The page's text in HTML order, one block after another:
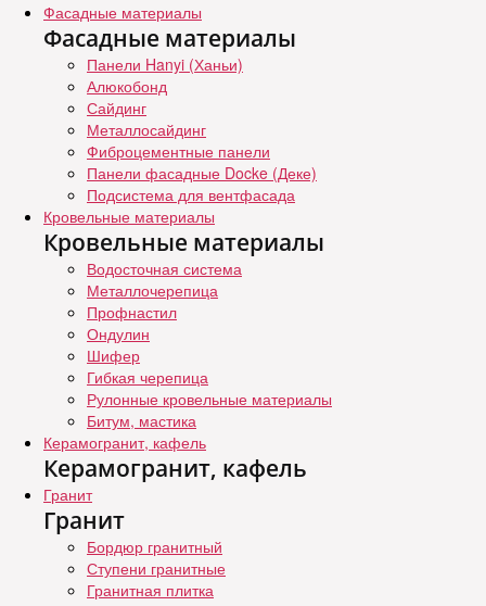
Фасадные материалы
Фасадные материалы
Панели Hanyi (Ханьи)
Алюкобонд
Сайдинг
Металлосайдинг
Фиброцементные панели
Панели фасадные Docke (Деке)
Подсистема для вентфасада
Кровельные материалы
Кровельные материалы
Водосточная система
Металлочерепица
Профнастил
Ондулин
Шифер
Гибкая черепица
Рулонные кровельные материалы
Битум, мастика
Керамогранит, кафель
Керамогранит, кафель
Гранит
Гранит
Бордюр гранитный
Ступени гранитные
Гранитная плитка